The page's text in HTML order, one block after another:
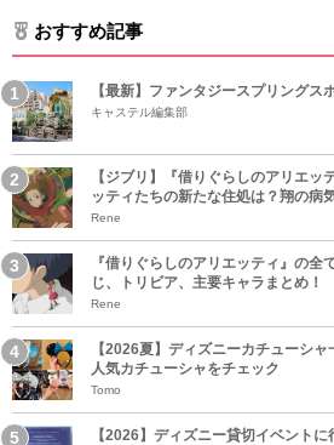
おすすめ記事
【最新】ファンタジースプリングス
キャステル編集部
【ジブリ】『借りぐらしのアリエ
ッティたちの新たな住処は？翔の病
Rene
『借りぐらしのアリエッティ』の全
じ、トリビア、主要キャラまとめ！
Rene
【2026夏】ディズニーカチューシ
人気カチューシャをチェック
Tomo
【2026】ディズニー貸切イベント